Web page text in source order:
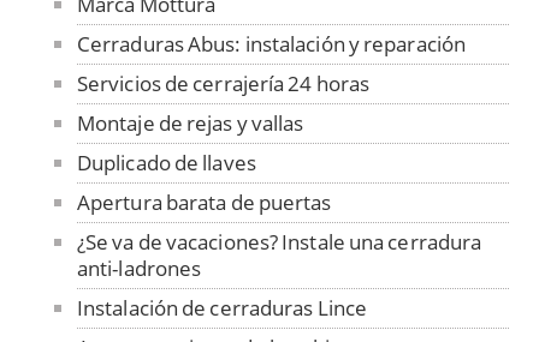
Cerraduras Abus: instalación y reparación
Servicios de cerrajería 24 horas
Montaje de rejas y vallas
Duplicado de llaves
Apertura barata de puertas
¿Se va de vacaciones? Instale una cerradura
anti-ladrones
Instalación de cerraduras Lince